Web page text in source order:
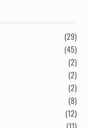
(29)
(45)
(2)
(2)
(2)
(8)
(12)